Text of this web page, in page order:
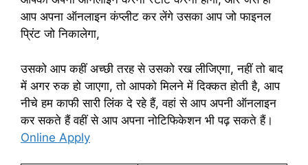
आप अपना ऑनलाइन कंप्लीट कर लेंगे उसका आप जो फाइनल
प्रिंट जो निकालेगा,
उसको आप कहीं अच्छी तरह से उसको रख लीजिएगा, नहीं तो बाद
में अगर रुक हो जाएगा, तो आपको मिलने में दिक्कत होती है, आप
नीचे हम काफी सारी लिंक दे रहे हैं, वहां से आप अपनी ऑनलाइन
कर सकते हैं वहीं से आप अपना नोटिफिकेशन भी पढ़ सकते हैं।
Online Apply